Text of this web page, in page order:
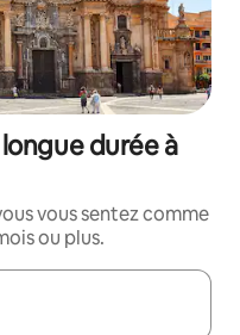
durée à
vous sentez comme
ou plus.
les flèches vers le